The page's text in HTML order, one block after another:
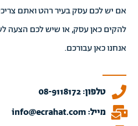
אם יש לכם עסק בעיר רהט ואתם
להקים כאן עסק, או שיש לכם הצעה
אנחנו כאן עבורכם.
טלפון: 08-9118172
מייל: info@ecrahat.com